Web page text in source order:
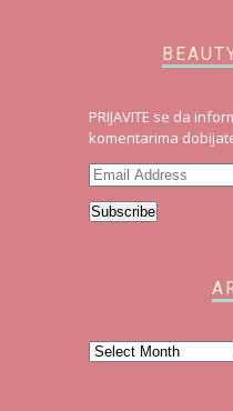
PRIJAVITE se da
komentarima
Email
Subscribe
Arhiva